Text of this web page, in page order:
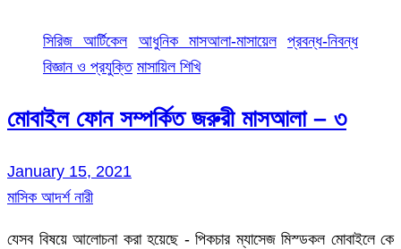
সিরিজ আর্টিকেল আধুনিক মাসআলা-মাসায়েল
প্রবন্ধ-নিবন্ধ
বিজ্ঞান ও প্রযুক্তি মাসায়িল শিখি
মোবাইল ফোন সম্পর্কিত জরুরী মাসআলা – ৩
January 15, 2021
মাসিক আদর্শ নারী
যেসব বিষয়ে আলোচনা করা হয়েছে - পিকচার ম্যাসেজ মিস্ডকল মোবাইলে কে